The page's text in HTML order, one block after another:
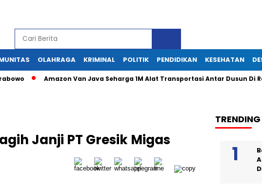
OLAHRAGA KRIMINAL POLITIK PENDIDIKAN KESEHATAN
Amazon Van Java Seharga 1M Alat Transportasi Antar Dusun Di
Janji PT Gresik Migas
TRENDING